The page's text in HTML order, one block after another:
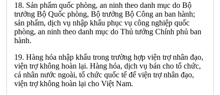
18. Sản phẩm quốc phòng, an ninh theo danh mục do Bộ
trưởng Bộ Quốc phòng, Bộ trưởng Bộ Công an ban hành;
sản phẩm, dịch vụ nhập khẩu phục vụ công nghiệp quốc
phòng, an ninh theo danh mục do Thủ tướng Chính phủ ban
hành.
19. Hàng hóa nhập khẩu trong trường hợp viện trợ nhân đạo,
viện trợ không hoàn lại. Hàng hóa, dịch vụ bán cho tổ chức,
cá nhân nước ngoài, tổ chức quốc tế để viện trợ nhân đạo,
viện trợ không hoàn lại cho Việt Nam.